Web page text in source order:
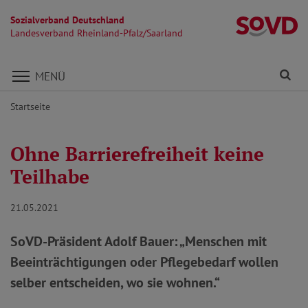
Sozialverband Deutschland
Landesverband Rheinland-Pfalz/Saarland
Direkt zu den Inhalten springen
MENÜ
Startseite
Ohne Barrierefreiheit keine
Teilhabe
21.05.2021
SoVD-Präsident Adolf Bauer: „Menschen mit
Beeinträchtigungen oder Pflegebedarf wollen
selber entscheiden, wo sie wohnen.“